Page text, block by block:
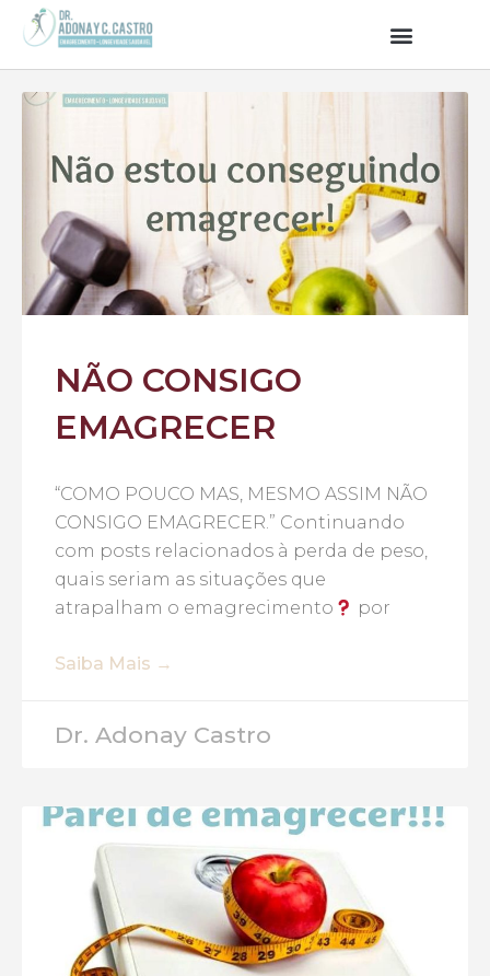
NÃO CONSIGO
EMAGRECER
“COMO POUCO MAS, MESMO ASSIM NÃO
CONSIGO EMAGRECER.” Continuando
com posts relacionados à perda de peso,
quais seriam as situações que
atrapalham o emagrecimento
por
Saiba Mais →
Dr. Adonay Castro